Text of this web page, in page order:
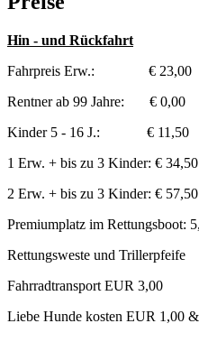
Hin - und Rückfahrt
Fahrpreis Erw.: € 23,00
Rentner ab 99 Jahre: € 0,00
Kinder 5 - 16 J.: € 11,50
1 Erw. + bis zu 3 Kinder: € 34,50
2 Erw. + bis zu 3 Kinder: € 57,50
Premiumplatz im Rettungsboot:
Rettungsweste und Trillerpfeife
Fahrradtransport EUR 3,00
Liebe Hunde kosten EUR 1,00